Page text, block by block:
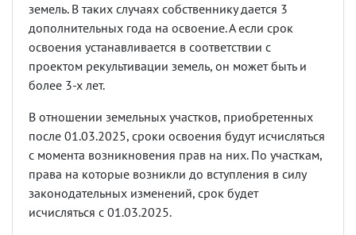
земель. В таких случаях собственнику дается 3
дополнительных года на освоение. А если срок
освоения устанавливается в соответствии с
проектом рекультивации земель, он может быть и
более 3-х лет.
В отношении земельных участков, приобретенных
после 01.03.2025, сроки освоения будут исчисляться
с момента возникновения прав на них. По участкам,
права на которые возникли до вступления в силу
законодательных изменений, срок будет
исчисляться с 01.03.2025.